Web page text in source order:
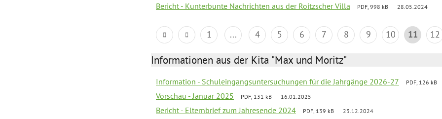
Bericht - Kunterbunte Nachrichten aus der Roitzscher Villa PDF, 998 kB 28.05.2024
1 ... 4 5 6 7 8 9 10 11 12
Informationen aus der Kita "Max und Moritz"
Information - Schuleingangsuntersuchungen für die Jahrgänge 2026-27 PDF, 126 kB
Vorschau - Januar 2025 PDF, 131 kB 16.01.2025
Bericht - Elternbrief zum Jahresende 2024 PDF, 139 kB 23.12.2024